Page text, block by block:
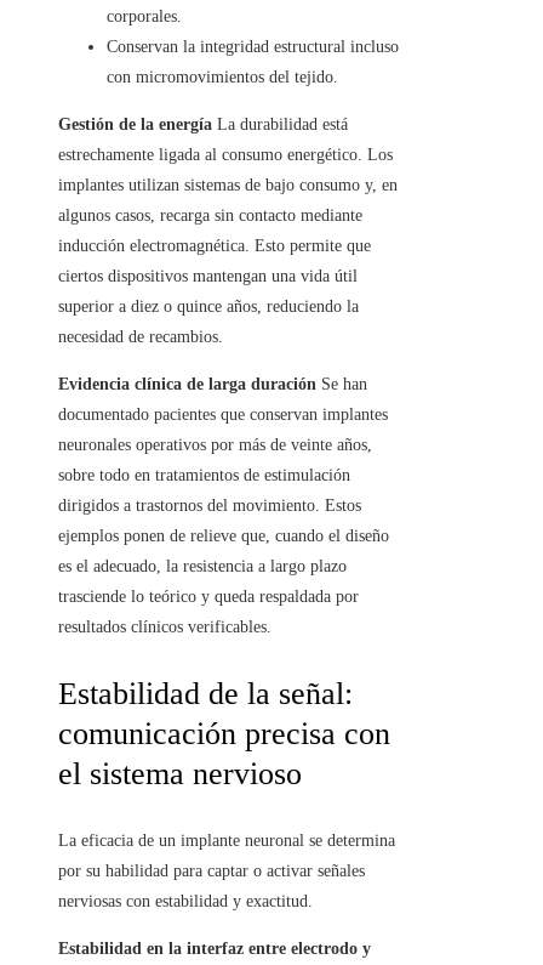
corporales.
Conservan la integridad estructural incluso
con micromovimientos del tejido.
Gestión de la energía La durabilidad está
estrechamente ligada al consumo energético. Los
implantes utilizan sistemas de bajo consumo y, en
algunos casos, recarga sin contacto mediante
inducción electromagnética. Esto permite que
ciertos dispositivos mantengan una vida útil
superior a diez o quince años, reduciendo la
necesidad de recambios.
Evidencia clínica de larga duración Se han
documentado pacientes que conservan implantes
neuronales operativos por más de veinte años,
sobre todo en tratamientos de estimulación
dirigidos a trastornos del movimiento. Estos
ejemplos ponen de relieve que, cuando el diseño
es el adecuado, la resistencia a largo plazo
trasciende lo teórico y queda respaldada por
resultados clínicos verificables.
Estabilidad de la señal:
comunicación precisa con
el sistema nervioso
La eficacia de un implante neuronal se determina
por su habilidad para captar o activar señales
nerviosas con estabilidad y exactitud.
Estabilidad en la interfaz entre electrodo y